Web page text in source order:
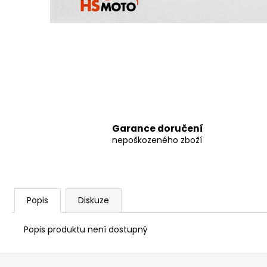
Garance doručení
nepoškozeného zboží
Popis Diskuze
Popis produktu není dostupný
8 797,38 Kč
Z